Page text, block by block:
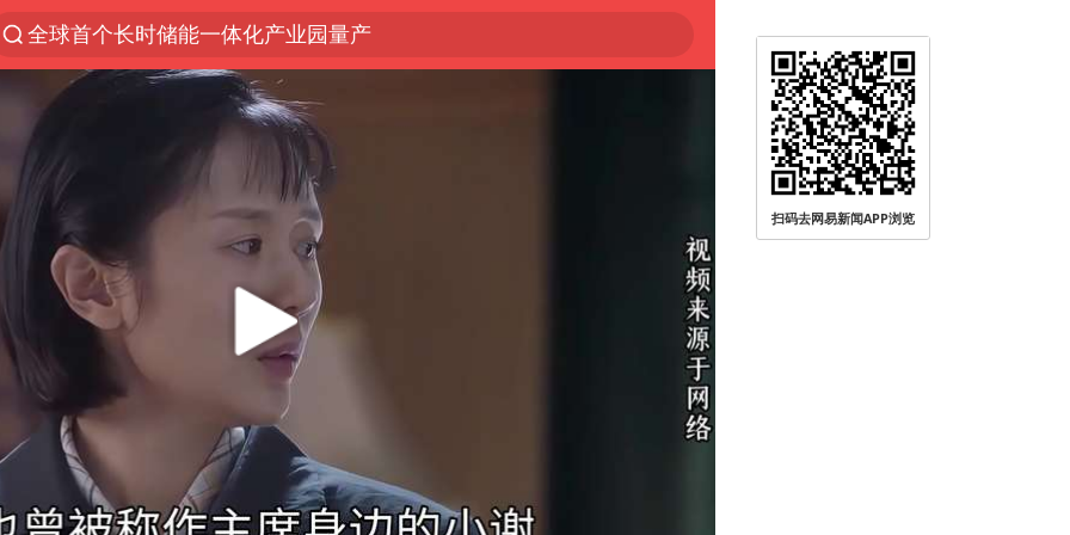
全球首个长时储能一体化产业园量产
台风白海豚已进入24小时警戒线
中国女篮70-67险胜尼日利亚女篮
上海：台风白海豚或将带来龙卷风
四川宜宾市高县4.9级地震致1人死亡
名创优品回应女子吐槽内裤质量差
出口禁令驱动有色板块大涨
中巨芯：上半年归母净利润1405.77万元
秋天的第一杯奶茶到底有多火
38岁演员求职万岁山NPC成功
国乒男单横滨冠军赛全军覆没
扫码去网易新闻APP浏览